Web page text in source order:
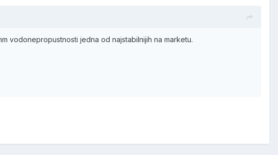
vodonepropustnosti jedna od najstabilnijih na marketu.